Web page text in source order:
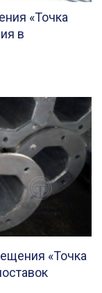
«Точка
в
«Точка